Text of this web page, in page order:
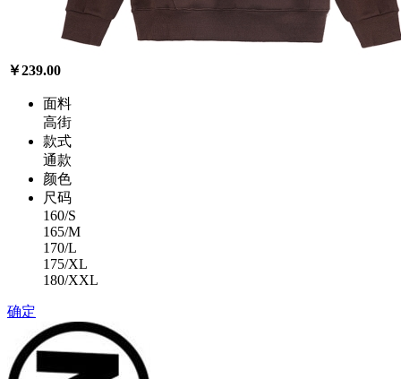
￥239.00
面料
高街
款式
通款
颜色
尺码
160/S
165/M
170/L
175/XL
180/XXL
确定